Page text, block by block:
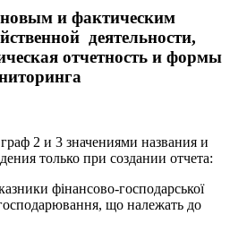
и фактическим
деятельности,
отчетность и формы
2 и 3 значениями названия и
только при создании отчета:
фінансово-господарської
господарювання, що належать до